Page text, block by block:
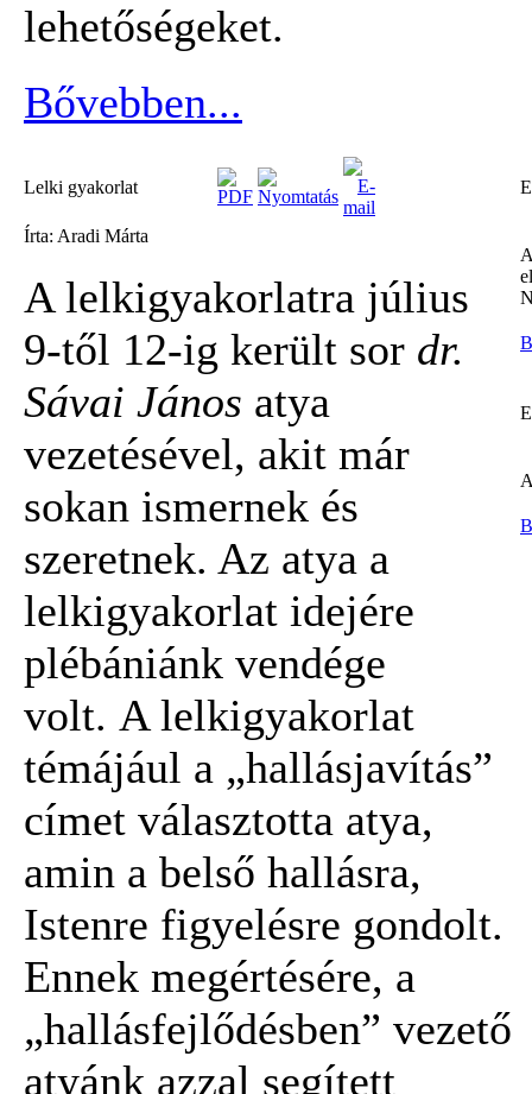
lehetőségeket.
Bővebben...
Lelki gyakorlat
Írta: Aradi Márta
A lelkigyakorlatra július
9-től 12-ig került sor dr.
Sávai János atya
vezetésével, akit már
sokan ismernek és
szeretnek. Az atya a
lelkigyakorlat idejére
plébániánk vendége
volt. A lelkigyakorlat
témájául a „hallásjavítás”
címet választotta atya,
amin a belső hallásra,
Istenre figyelésre gondolt.
Ennek megértésére, a
„hallásfejlődésben” vezető
atyánk azzal segített